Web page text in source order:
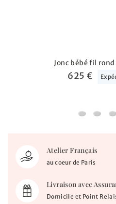
Jonc bébé fil
625 €
Jonc bébé
Jonc
Atelier Français
au coeur de Paris
Livraison avec
Domicile et Point